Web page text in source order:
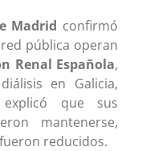
Madrid confirmó
pública operan
Renal Española,
en Galicia,
que sus
mantenerse,
fueron reducidos.